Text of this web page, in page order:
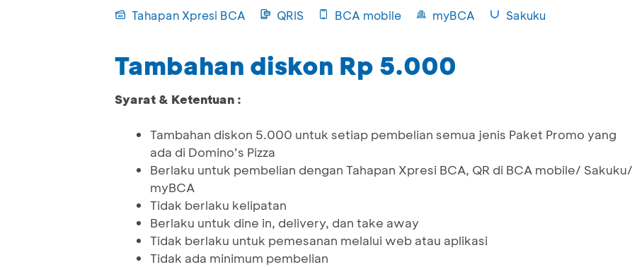
Tahapan Xpresi BCA QRIS BCA mobile myBCA Sakuku
Tambahan diskon Rp 5.000
Syarat & Ketentuan :
Tambahan diskon 5.000 untuk setiap pembelian semua jenis Paket Promo yang
ada di Domino’s Pizza
Berlaku untuk pembelian dengan Tahapan Xpresi BCA, QR di BCA mobile/ Sakuku/
myBCA
Tidak berlaku kelipatan
Berlaku untuk dine in, delivery, dan take away
Tidak berlaku untuk pemesanan melalui web atau aplikasi
Tidak ada minimum pembelian